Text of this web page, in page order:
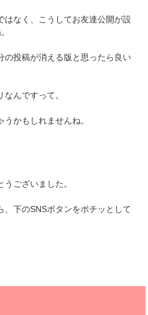
はなく、こうしてお友達公開が設
の投稿が消える版と思ったら良い
んですって。
かもしれませんね。
ございました。
、下のSNSボタンをポチッとして